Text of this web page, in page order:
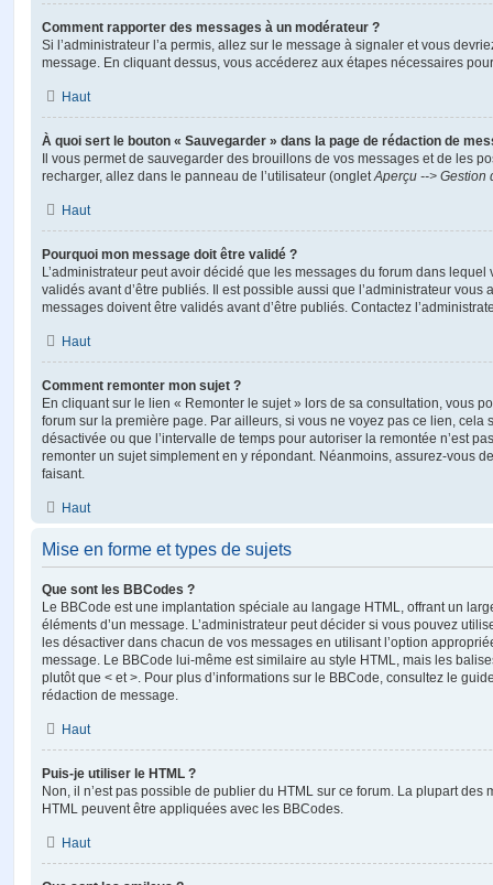
Comment rapporter des messages à un modérateur ?
Si l’administrateur l’a permis, allez sur le message à signaler et vous
message. En cliquant dessus, vous accéderez aux étapes nécessaires
Haut
À quoi sert le bouton « Sauvegarder » dans la page de rédaction de
Il vous permet de sauvegarder des brouillons de vos messages et de les
recharger, allez dans le panneau de l’utilisateur (ongletAperçu --> Gestion
Haut
Pourquoi mon message doit être validé ?
L’administrateur peut avoir décidé que les messages du forum dans lequel
validés avant d’être publiés. Il est possible aussi que l’administrateur vous
messages doivent être validés avant d’être publiés. Contactez
Haut
Comment remonter mon sujet ?
En cliquant sur le lien « Remonter le sujet » lors de sa consultation, vous
forum sur la première page. Par ailleurs, si vous ne voyez pas ce lien, cela
désactivée ou que l’intervalle de temps pour autoriser la remontée n’est
remonter un sujet simplement en y répondant. Néanmoins, assurez-vous
faisant.
Haut
Mise en forme et types de sujets
Que sont les BBCodes ?
Le BBCode est une implantation spéciale au langage HTML, offrant un
éléments d’un message. L’administrateur peut décider si vous pouvez
les désactiver dans chacun de vos messages en utilisant l’option
message. Le BBCode lui-même est similaire au style HTML, mais les
plutôt que < et >. Pour plus d’informations sur le BBCode, consultez le
rédaction de message.
Haut
Puis-je utiliser le HTML ?
Non, il n’est pas possible de publier du HTML sur ce forum. La plupart des
HTML peuvent être appliquées avec les BBCodes.
Haut